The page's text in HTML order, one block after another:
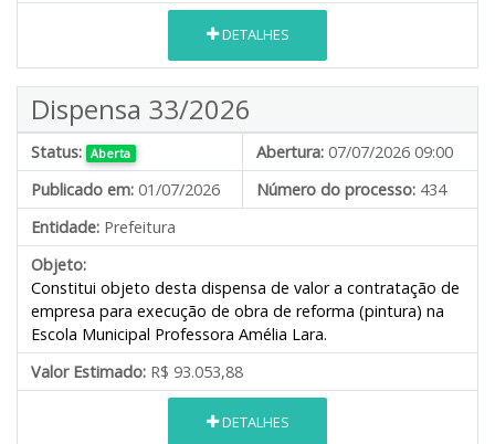
DETALHES
Dispensa 33/2026
Status: Aberta Abertura: 07/07/2026 09:00
Publicado em: 01/07/2026 Número do processo: 434
Entidade: Prefeitura
Objeto:
Constitui objeto desta dispensa de valor a contratação de
empresa para execução de obra de reforma (pintura) na
Escola Municipal Professora Amélia Lara.
Valor Estimado: R$ 93.053,88
DETALHES